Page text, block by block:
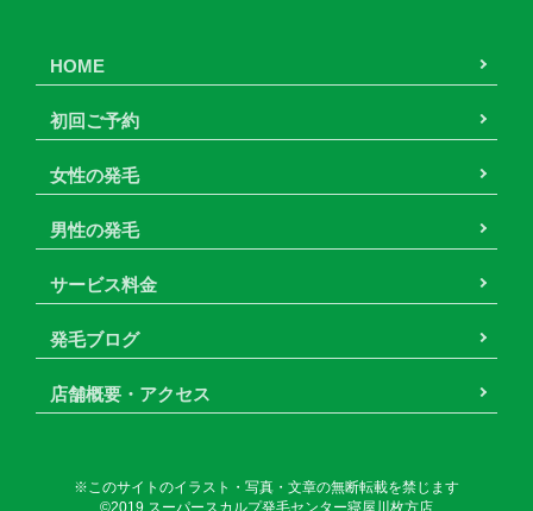
HOME
初回ご予約
女性の発毛
男性の発毛
サービス料金
発毛ブログ
店舗概要・アクセス
※このサイトのイラスト・写真・文章の無断転載を禁じます
©2019 スーパースカルプ発毛センター寝屋川枚方店